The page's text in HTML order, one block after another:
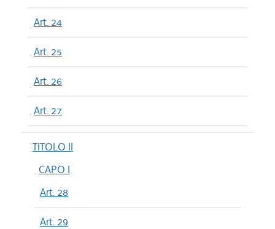
Art. 24
Art. 25
Art. 26
Art. 27
TITOLO II
CAPO I
Art. 28
Art. 29